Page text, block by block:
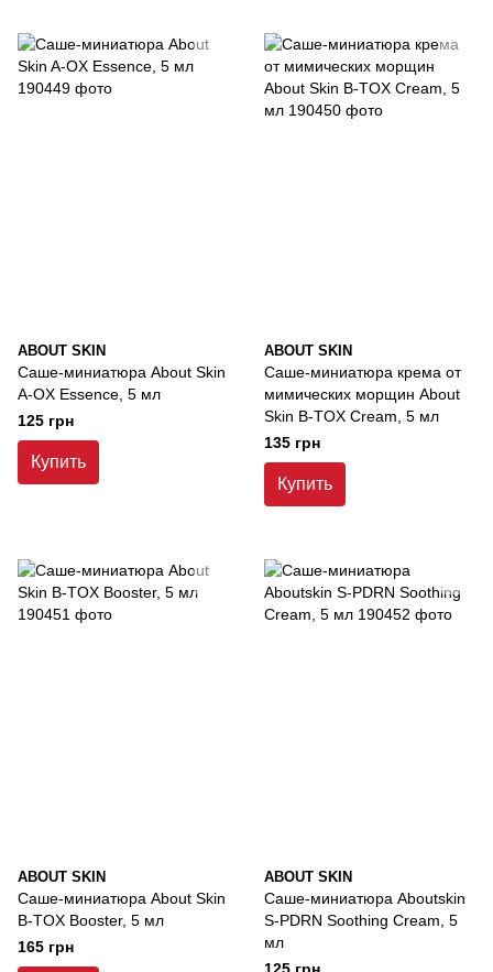
ABOUT SKIN
Саше-миниатюра About Skin
A-OX Essence, 5 мл
125 грн
Купить
ABOUT SKIN
Саше-миниатюра крема от
мимических морщин About
Skin B-TOX Cream, 5 мл
135 грн
Купить
ABOUT SKIN
Саше-миниатюра About Skin
B-TOX Booster, 5 мл
165 грн
ABOUT SKIN
Саше-миниатюра Aboutskin
S-PDRN Soothing Cream, 5
мл
125 грн